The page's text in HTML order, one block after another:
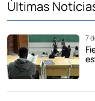
Últimas
7